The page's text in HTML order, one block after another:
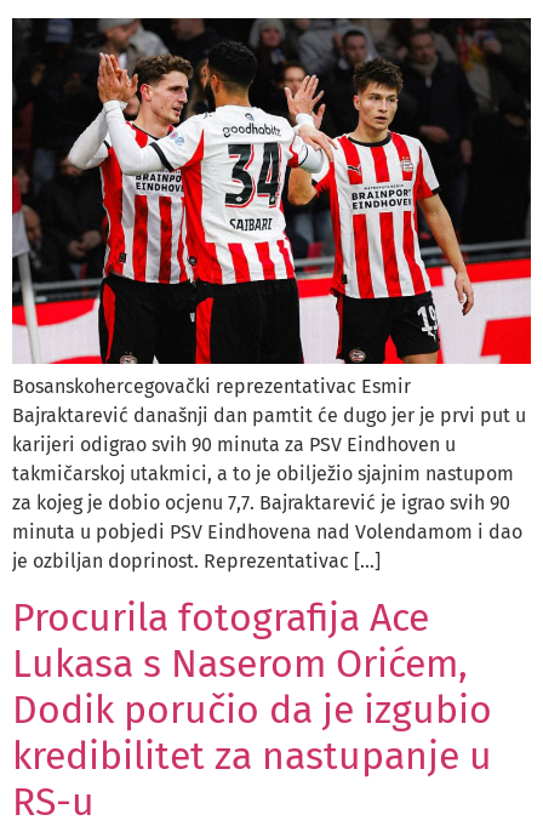
Bosanskohercegovački reprezentativac Esmir
Bajraktarević današnji dan pamtit će dugo jer je prvi put u
karijeri odigrao svih 90 minuta za PSV Eindhoven u
takmičarskoj utakmici, a to je obilježio sjajnim nastupom
za kojeg je dobio ocjenu 7,7. Bajraktarević je igrao svih 90
minuta u pobjedi PSV Eindhovena nad Volendamom i dao
je ozbiljan doprinost. Reprezentativac […]
Procurila fotografija Ace
Lukasa s Naserom Orićem,
Dodik poručio da je izgubio
kredibilitet za nastupanje u
RS-u